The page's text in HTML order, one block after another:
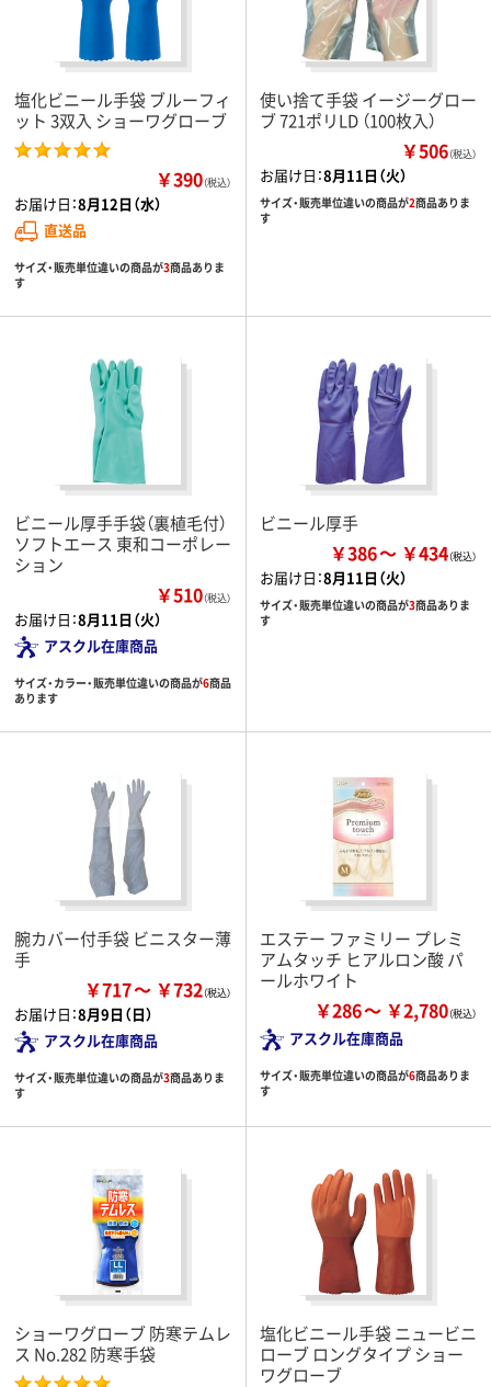
塩化ビニール手袋 ブルーフィ
ット 3双入 ショーワグローブ
￥390（税込）
お届け日：8月12日（水）
直送品
サイズ・販売単位違いの商品が3商品ありま
す
使い捨て手袋 イージーグロー
ブ 721ポリLD （100枚入）
￥506（税込）
お届け日：8月11日（火）
サイズ・販売単位違いの商品が2商品ありま
す
ビニール厚手手袋（裏植毛付）
ソフトエース 東和コーポレー
ション
￥510（税込）
お届け日：8月11日（火）
アスクル在庫商品
サイズ・カラー・販売単位違いの商品が6商品
あります
ビニール厚手
￥386 ￥434
お届け日：8月11日（火）
サイズ・販売単位違いの商品が3商品ありま
す
腕カバー付手袋 ビニスター薄
手
￥717 ￥732
お届け日：8月9日（日）
アスクル在庫商品
サイズ・販売単位違いの商品が3商品ありま
す
エステー ファミリー プレミ
アムタッチ ヒアルロン酸 パ
ールホワイト
￥286 ￥2,780
アスクル在庫商品
サイズ・販売単位違いの商品が6商品ありま
す
ショーワグローブ 防寒テムレ
ス No.282 防寒手袋
塩化ビニール手袋 ニュービニ
ローブ ロングタイプ ショー
ワグローブ